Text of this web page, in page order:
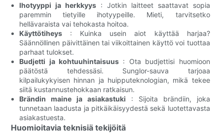
Ihotyyppi ja herkkyys : Jotkin laitteet saattavat sopia
paremmin tietyille ihotyypeille. Mieti, tarvitsetko
hellävaraista vai tehokasta hoitoa.
Käyttötiheys : Kuinka usein aiot käyttää harjaa?
Säännöllinen päivittäinen tai viikoittainen käyttö voi tuottaa
parhaat tulokset.
Budjetti ja kohtuuhintaisuus : Ota budjettisi huomioon
päätöstä tehdessäsi. Sunglor-sauva tarjoaa
kilpailukykyisen hinnan ja huipputeknologian, mikä tekee
siitä kustannustehokkaan ratkaisun.
Brändin maine ja asiakastuki : Sijoita brändiin, joka
tunnetaan laadusta ja pitkäikäisyydestä sekä luotettavasta
asiakastuesta.
Huomioitavia teknisiä tekijöitä